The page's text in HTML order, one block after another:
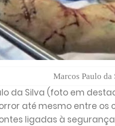
Marcos Paulo
da Silva (foto em
até mesmo entre os
ligadas à